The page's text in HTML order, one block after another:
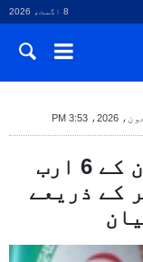
8 اگست، 2026
امن معاہدے کے تحت ایران کے 6 ارب
کے ذریعے